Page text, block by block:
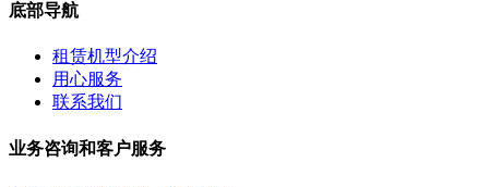
底部导航
租赁机型介绍
用心服务
联系我们
业务咨询和客户服务